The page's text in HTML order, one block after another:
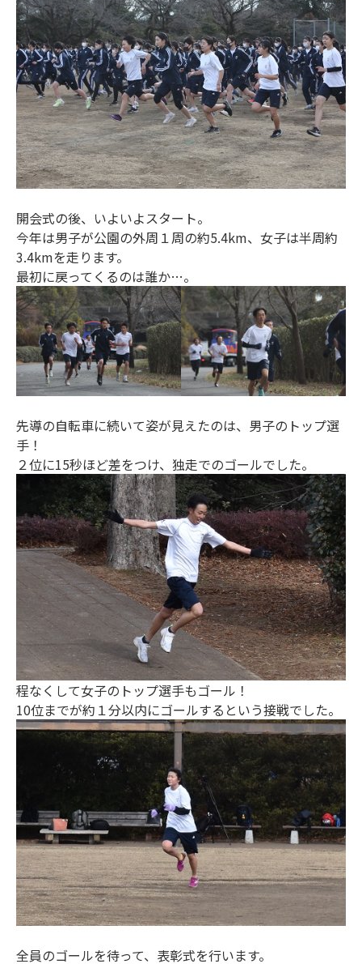
開会式の後、いよいよスタート。
今年は男子が公園の外周１周の約5.4km、女子は半周約
3.4kmを走ります。
最初に戻ってくるのは誰か…。
先導の自転車に続いて姿が見えたのは、男子のトップ選
手！
２位に15秒ほど差をつけ、独走でのゴールでした。
程なくして女子のトップ選手もゴール！
10位までが約１分以内にゴールするという接戦でした。
全員のゴールを待って、表彰式を行います。